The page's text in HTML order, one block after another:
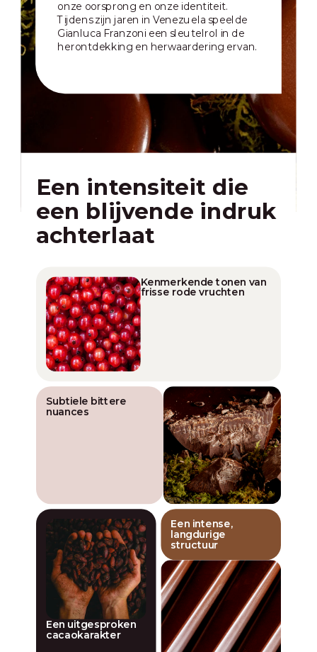
onze oorsprong en onze identiteit.
Tijdens zijn jaren in Venezuela speelde
Gianluca Franzoni een sleutelrol in de
herontdekking en herwaardering ervan.
Een intensiteit die
een blijvende indruk
achterlaat
Kenmerkende tonen van
frisse rode vruchten
Subtiele bittere
nuances
Een uitgesproken
cacaokarakter
Een intense,
langdurige
structuur